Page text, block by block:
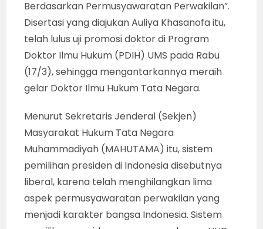
Berdasarkan Permusyawaratan Perwakilan”.
Disertasi yang diajukan Auliya Khasanofa itu,
telah lulus uji promosi doktor di Program
Doktor Ilmu Hukum (PDIH) UMS pada Rabu
(17/3), sehingga mengantarkannya meraih
gelar Doktor Ilmu Hukum Tata Negara.
Menurut Sekretaris Jenderal (Sekjen)
Masyarakat Hukum Tata Negara
Muhammadiyah (MAHUTAMA) itu, sistem
pemilihan presiden di Indonesia disebutnya
liberal, karena telah menghilangkan lima
aspek permusyawaratan perwakilan yang
menjadi karakter bangsa Indonesia. Sistem